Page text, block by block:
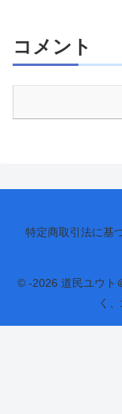
コメント
特定商取引法に基
© -2026 道民ユウト
く